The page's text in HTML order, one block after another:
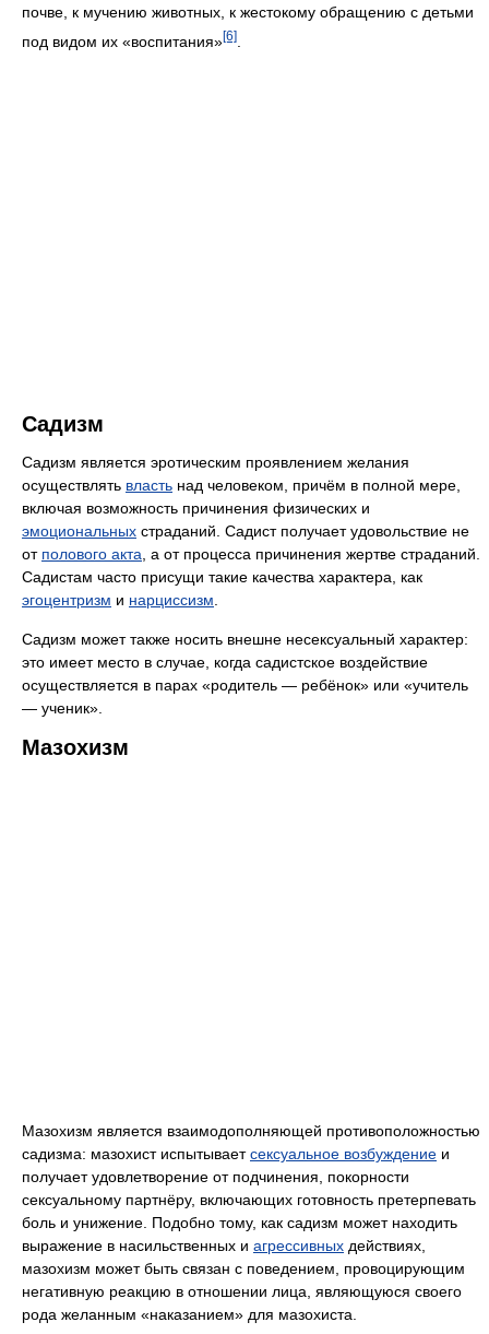
почве, к мучению животных, к жестокому обращению с детьми
под видом их «воспитания»[6]
Садизм
Садизм является эротическим проявлением желания
осуществлять власть над человеком, причём в полной мере,
включая возможность причинения физических и
эмоциональных страданий. Садист получает удовольствие не
от полового акта, а от процесса причинения жертве страданий.
Садистам часто присущи такие качества характера, как
эгоцентризм и нарциссизм.
Садизм может также носить внешне несексуальный характер:
это имеет место в случае, когда садистское воздействие
осуществляется в парах «родитель — ребёнок» или «учитель
— ученик».
Мазохизм
Мазохизм является взаимодополняющей противоположностью
садизма: мазохист испытываетсексуальное возбуждение и
получает удовлетворение от подчинения, покорности
сексуальному партнёру, включающих готовность претерпевать
боль и унижение. Подобно тому, как садизм может находить
выражение в насильственных и агрессивных действиях,
мазохизм может быть связан с поведением, провоцирующим
негативную реакцию в отношении лица, являющуюся своего
рода желанным «наказанием» для мазохиста.